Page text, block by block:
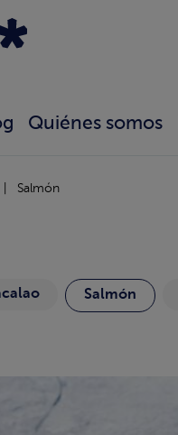
Quiénes somos
Salmón
Salmón